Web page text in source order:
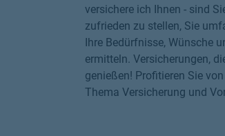
versichere ich Ihnen - sind
zufrieden zu stellen, Sie
Ihre Bedürfnisse, Wünsche
ermitteln. Versicherungen,
genießen! Profitieren Sie
Thema Versicherung und